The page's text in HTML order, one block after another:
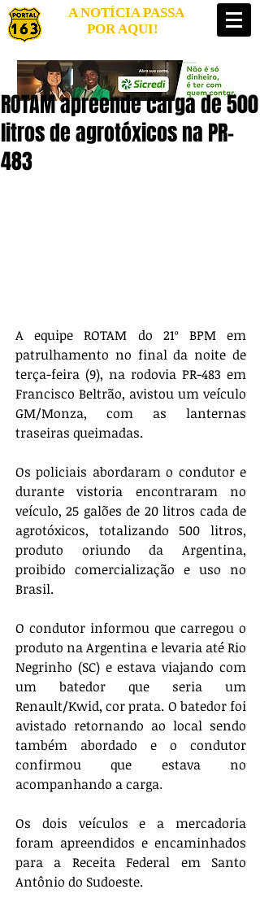
A NOTÍCIA PASSA
POR AQUI!
ROTAM apreende carga de 500
litros de agrotóxicos na PR-
483
A equipe ROTAM do 21º BPM em
patrulhamento no final da noite de
terça-feira (9), na rodovia PR-483 em
Francisco Beltrão, avistou um veículo
GM/Monza, com as lanternas
traseiras queimadas.
Os policiais abordaram o condutor e
durante vistoria encontraram no
veículo, 25 galões de 20 litros cada de
agrotóxicos, totalizando 500 litros,
produto oriundo da Argentina,
proibido comercialização e uso no
Brasil.
O condutor informou que carregou o
produto na Argentina e levaria até Rio
Negrinho (SC) e estava viajando com
um batedor que seria um
Renault/Kwid, cor prata. O batedor foi
avistado retornando ao local sendo
também abordado e o condutor
confirmou que estava no
acompanhando a carga.
Os dois veículos e a mercadoria
foram apreendidos e encaminhados
para a Receita Federal em Santo
Antônio do Sudoeste.